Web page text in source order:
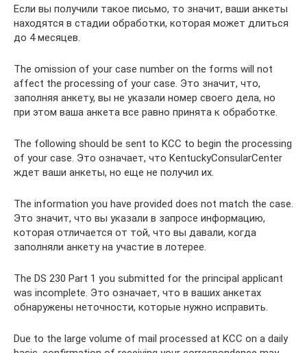
Если вы получили такое письмо, то значит, ваши анкеты
находятся в стадии обработки, которая может длиться
до 4 месяцев.
The omission of your case number on the forms will not
affect the processing of your case. Это значит, что,
заполняя анкету, вы не указали номер своего дела, но
при этом ваша анкета все равно принята к обработке.
The following should be sent to KCC to begin the processing
of your case. Это означает, что KentuckyConsularCenter
ждет ваши анкеты, но еще не получил их.
The information you have provided does not match the case.
Это значит, что вы указали в запросе информацию,
которая отличается от той, что вы давали, когда
заполняли анкету на участие в лотерее.
The DS 230 Part 1 you submitted for the principal applicant
was incomplete. Это означает, что в ваших анкетах
обнаружены неточности, которые нужно исправить.
Due to the large volume of mail processed at KCC on a daily